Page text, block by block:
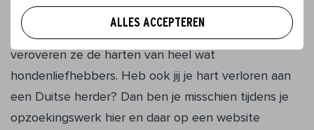
ALLES ACCEPTEREN
majestueuze bouw, brede kop, grote
rechtopstaande oren, volle staart en dikke vacht
veroveren ze de harten van heel wat
hondenliefhebbers. Heb ook jij je hart verloren aan
een Duitse herder? Dan ben je misschien tijdens je
opzoekingswerk hier en daar op een website